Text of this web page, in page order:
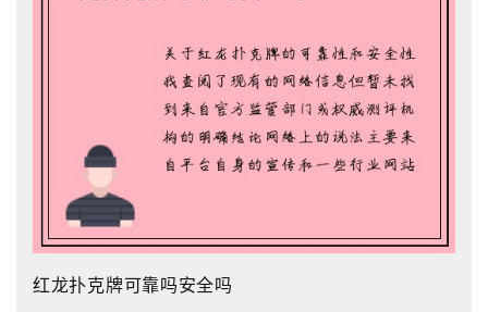
红龙扑克牌可靠吗安全吗